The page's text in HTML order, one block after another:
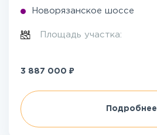
Новорязанское шоссе
Площадь участка:
3 887 000 ₽
Подробнее